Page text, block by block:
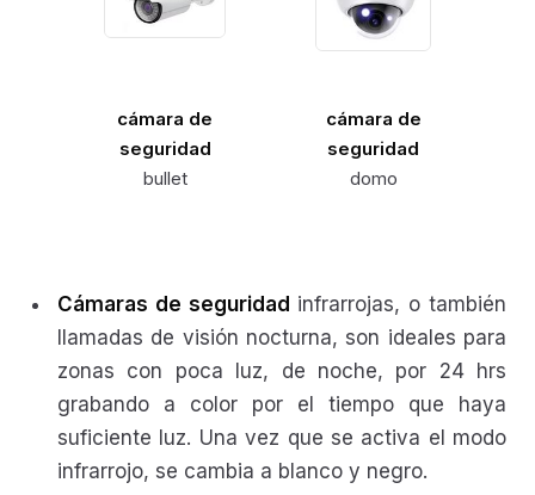
cámara de
seguridad
bullet
cámara de
seguridad
domo
Cámaras de seguridad infrarrojas, o también
llamadas de visión nocturna, son ideales para
zonas con poca luz, de noche, por 24 hrs
grabando a color por el tiempo que haya
suficiente luz. Una vez que se activa el modo
infrarrojo, se cambia a blanco y negro.